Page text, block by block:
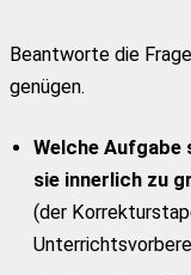
Beantworte die
genügen.
Welche Aufgabe
sie innerlich zu
(der